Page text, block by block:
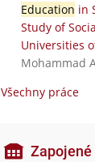
Education in
Study of
Universities
Mohammad
Všechny práce
Zapojené